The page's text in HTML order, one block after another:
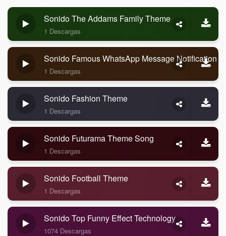
Sonido The Addams Family Theme
1 Descargas
Sonido Famous WhatsApp Message Notification
1 Descargas
Sonido Fashion Theme
1 Descargas
Sonido Futurama Theme Song
1 Descargas
Sonido Football Theme
1 Descargas
Sonido Top Funny Effect Technology
1074 Descargas